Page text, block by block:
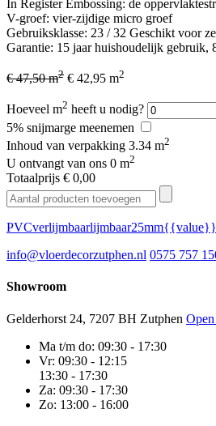
In Register Embossing: de
V-groef: vier-zijdige micro groef
Gebruiksklasse: 23 / 32 Geschikt voor
Garantie: 15 jaar huishoudelijk gebruik,
€ 47,50 m2 € 42,95 m2
Hoeveel m2 heeft u nodig?
5% snijmarge meenemen
Inhoud van verpakking 3.34 m2
U ontvangt van ons 0 m2
Totaalprijs € 0,00
PVCverlijmbaarlijmbaar25mm{{value}}
info@vloerdecorzutphen.nl 0575 757
Showroom
Gelderhorst 24, 7207 BH Zutphen
Ma t/m do: 09:30 - 17:30
Vr: 09:30 - 12:15
13:30 - 17:30
Za: 09:30 - 17:30
Zo: 13:00 - 16:00